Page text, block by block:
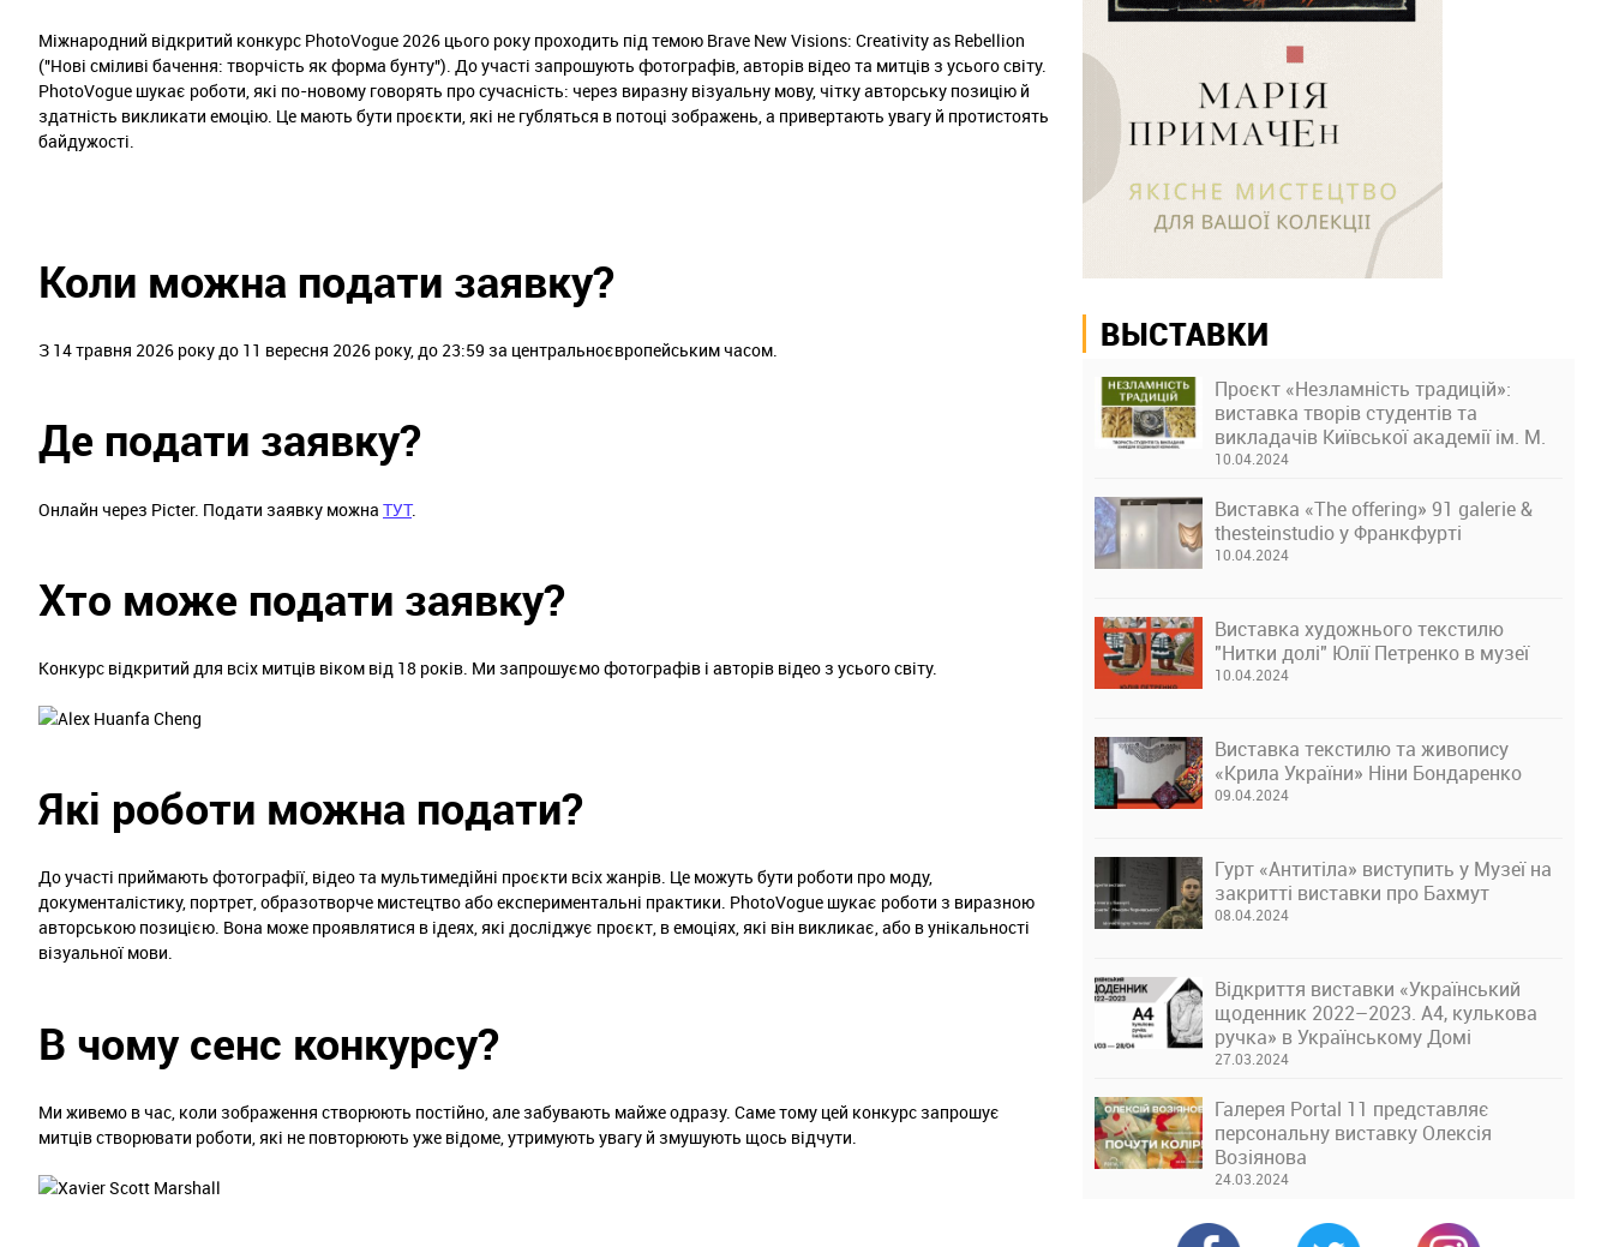
Міжнародний відкритий конкурс PhotoVogue 2026 цього року проходить під темою Brave New Visions: Creativity as Rebellion
("Нові сміливі бачення: творчість як форма бунту"). До участі запрошують фотографів, авторів відео та митців з усього світу.
PhotoVogue шукає роботи, які по-новому говорять про сучасність: через виразну візуальну мову, чітку авторську позицію й
здатність викликати емоцію. Це мають бути проєкти, які не губляться в потоці зображень, а привертають увагу й протистоять
байдужості.
Коли можна подати заявку?
З 14 травня 2026 року до 11 вересня 2026 року, до 23:59 за центральноєвропейським часом.
Де подати заявку?
Онлайн через Picter. Подати заявку можна ТУТ.
Хто може подати заявку?
Конкурс відкритий для всіх митців віком від 18 років. Ми запрошуємо фотографів і авторів відео з усього світу.
Які роботи можна подати?
До участі приймають фотографії, відео та мультимедійні проєкти всіх жанрів. Це можуть бути роботи про моду,
документалістику, портрет, образотворче мистецтво або експериментальні практики. PhotoVogue шукає роботи з виразною
авторською позицією. Вона може проявлятися в ідеях, які досліджує проєкт, в емоціях, які він викликає, або в унікальності
візуальної мови.
В чому сенс конкурсу?
Ми живемо в час, коли зображення створюють постійно, але забувають майже одразу. Саме тому цей конкурс запрошує
митців створювати роботи, які не повторюють уже відоме, утримують увагу й змушують щось відчути.
ВЫСТАВКИ
Проєкт «Незламність традицій»:
виставка творів студентів та
викладачів Київської академії ім. М.
Бойчука
10.04.2024
Виставка «The offering» 91 galerie &
thesteinstudio у Франкфурті
10.04.2024
Виставка художнього текстилю
"Нитки долі" Юлії Петренко в музеї
10.04.2024
Виставка текстилю та живопису
«Крила України» Ніни Бондаренко
09.04.2024
Гурт «Антитіла» виступить у Музеї на
закритті виставки про Бахмут
08.04.2024
Відкриття виставки «Український
щоденник 2022–2023. А4, кулькова
ручка» в Українському Домі
27.03.2024
Галерея Portal 11 представляє
персональну виставку Олексія
Возіянова
24.03.2024